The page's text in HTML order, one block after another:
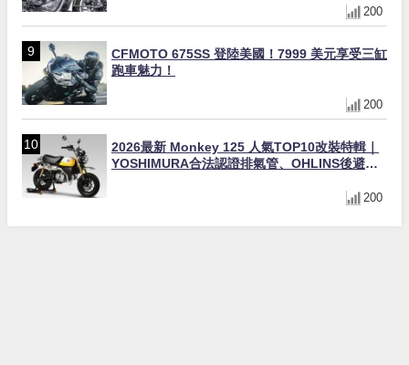
200
CFMOTO 675SS 登陸美國！7999 美元享受三缸
跑車魅力！
200
2026最新 Monkey 125 人氣TOP10改裝特輯｜
YOSHIMURA合法認證排氣管、OHLINS後避
200